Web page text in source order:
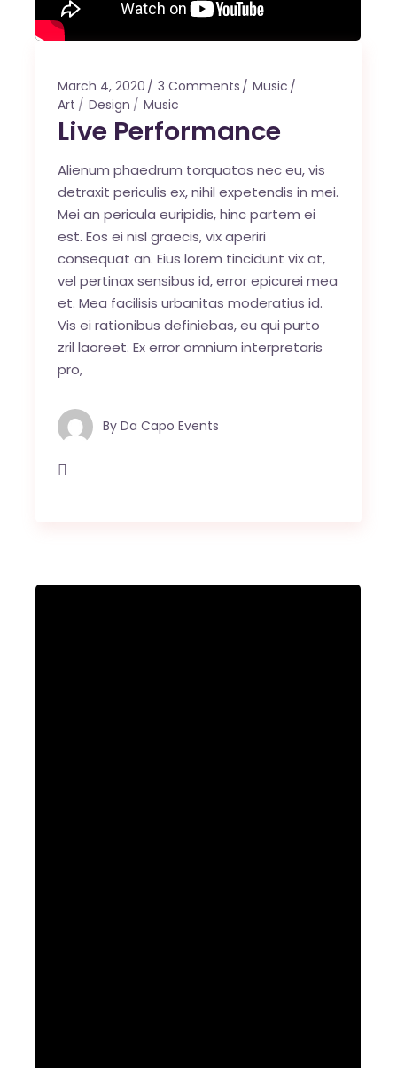
March 4, 2020 3 Comments
Music
Art
Design Music
Live Performance
Alienum phaedrum torquatos nec eu, vis
detraxit periculis ex, nihil expetendis in mei.
Mei an pericula euripidis, hinc partem ei
est. Eos ei nisl graecis, vix aperiri
consequat an. Eius lorem tincidunt vix at,
vel pertinax sensibus id, error epicurei mea
et. Mea facilisis urbanitas moderatius id.
Vis ei rationibus definiebas, eu qui purto
zril laoreet. Ex error omnium interpretaris
pro,
By Da Capo Events